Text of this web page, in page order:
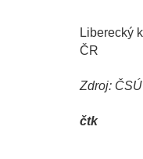
Liberecký
ČR
Zdroj: ČSÚ
čtk